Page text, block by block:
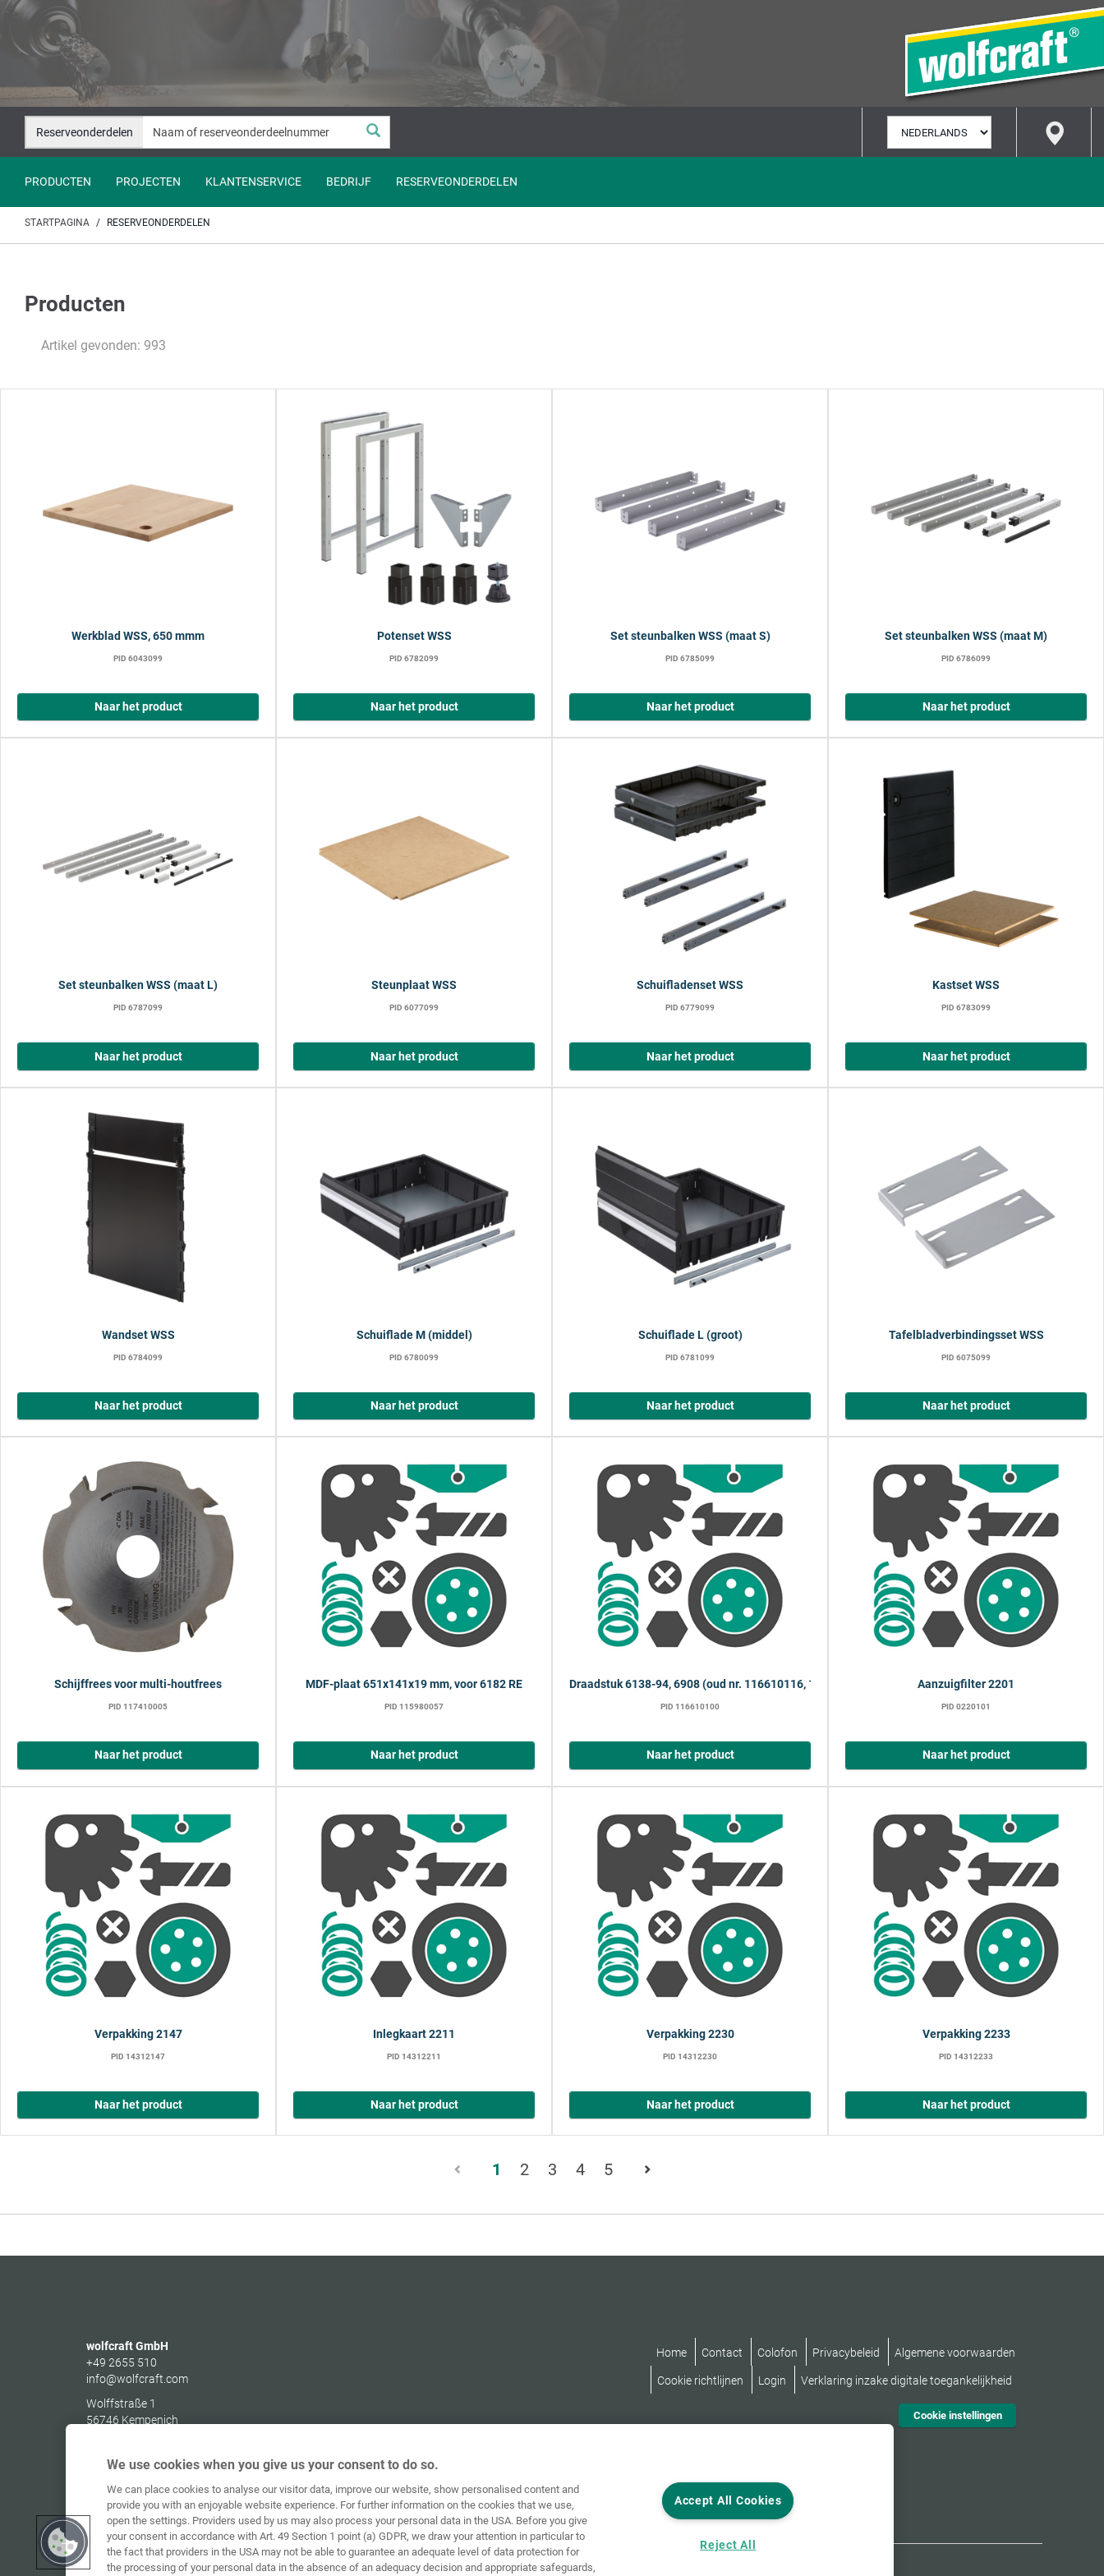
Naar
springen
Naar
navigatie
springen
Reserveonderdelen
SELECTEREN
PRODUCTEN PROJECTEN KLANTENSERVICE BEDRIJF RESERVEONDERDELEN
STARTPAGINA RESERVEONDERDELEN
Producten
Artikel gevonden: 993
Werkblad WSS, 650 mmm
PID 6043099
Naar het product
Potenset WSS
PID 6782099
Naar het product
Set steunbalken WSS (maat S)
PID 6785099
Naar het product
Set steunbalken WSS (maat M)
PID 6786099
Naar het product
Set steunbalken WSS (maat L)
PID 6787099
Naar het product
Steunplaat WSS
PID 6077099
Naar het product
Schuifladenset WSS
PID 6779099
Naar het product
Kastset WSS
PID 6783099
Naar het product
Wandset WSS
PID 6784099
Naar het product
Schuiflade M (middel)
PID 6780099
Naar het product
Schuiflade L (groot)
PID 6781099
Naar het product
Tafelbladverbindingsset WSS
PID 6075099
Naar het product
Schijffrees voor multi-houtfrees
PID 117410005
Naar het product
MDF-plaat 651x141x19 mm, voor 6182 RE
PID 115980057
Naar het product
Draadstuk 6138-94, 6908 (oud nr. 116610116, 116620265)
PID 116610100
Naar het product
Aanzuigfilter 2201
PID 0220101
Naar het product
Verpakking 2147
PID 14312147
Naar het product
Inlegkaart 2211
PID 14312211
Naar het product
Verpakking 2230
PID 14312230
Naar het product
Verpakking 2233
PID 14312233
Naar het product
1 Pagina
van
2 3 4 5
wolfcraft GmbH
+49 2655 510
info@wolfcraft.com
Wolffstraße 1
56746 Kempenich
Home Contact Colofon Privacybeleid Algemene voorwaarden
Cookie richtlijnen Login Verklaring inzake digitale toegankelijkheid
Cookie instellingen
We use cookies when you give us your consent to do so.
We can place cookies to analyse our visitor data, improve our website, show personalised content and
provide you with an enjoyable website experience. For further information on the cookies that we use,
open the settings. Providers used by us may also process your personal data in the USA. Before you give
your consent in accordance with Art. 49 Section 1 point (a) GDPR, we draw your attention in particular to
the fact that providers in the USA may not be able to guarantee an adequate level of data protection for
the processing of your personal data in the absence of an adequacy decision and appropriate safeguards,
Accept All Cookies
Reject All